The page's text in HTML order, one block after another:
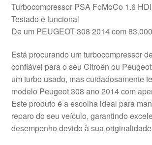
Turbocompressor PSA FoMoCo 1.6
Testado e funcional
De um PEUGEOT 308 2014 com
Está procurando um turbocompressor
confiável para o seu Citroën ou
um turbo usado, mas cuidadosamente
modelo Peugeot 308 ano 2014 com
Este produto é a escolha ideal para
reparo do seu veículo, garantindo
desempenho devido à sua